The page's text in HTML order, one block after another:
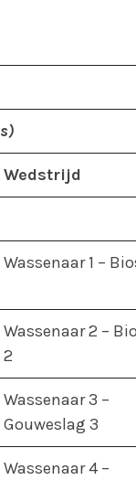
Wedstrijd
Wassenaar 1 –
Wassenaar 2 –
2
Wassenaar 3 –
Gouweslag 3
Wassenaar 4 –